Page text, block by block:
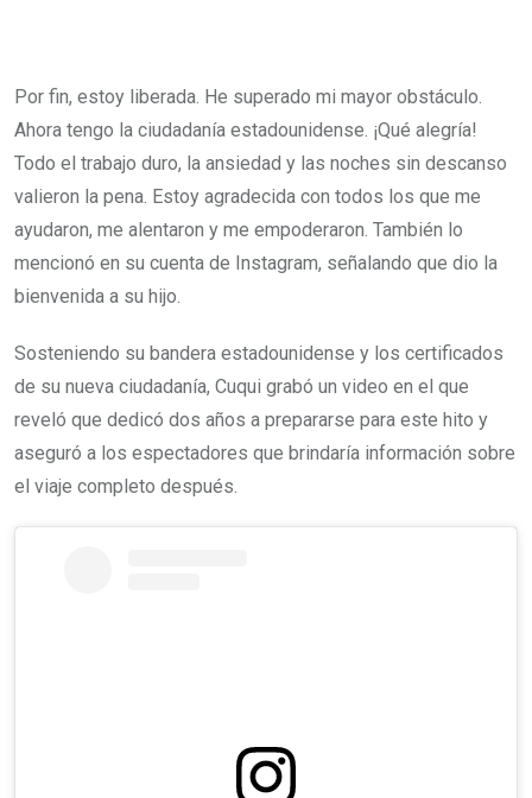
Por fin, estoy liberada. He superado mi mayor obstáculo.
Ahora tengo la ciudadanía estadounidense. ¡Qué alegría!
Todo el trabajo duro, la ansiedad y las noches sin descanso
valieron la pena. Estoy agradecida con todos los que me
ayudaron, me alentaron y me empoderaron. También lo
mencionó en su cuenta de Instagram, señalando que dio la
bienvenida a su hijo.
Sosteniendo su bandera estadounidense y los certificados
de su nueva ciudadanía, Cuqui grabó un video en el que
reveló que dedicó dos años a prepararse para este hito y
aseguró a los espectadores que brindaría información sobre
el viaje completo después.